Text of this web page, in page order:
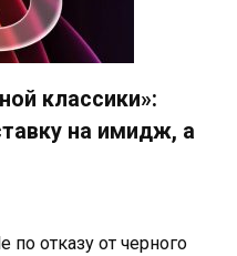
классики»:
на имидж, а
по отказу от черного